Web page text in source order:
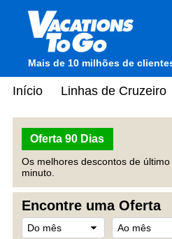
Mais de 10 milhões de
Início Linhas de Cruzeiro
Oferta 90 Dias
Os melhores descontos de último
minuto.
Encontre uma Oferta